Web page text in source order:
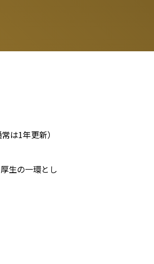
は1年更新）
生の一環とし